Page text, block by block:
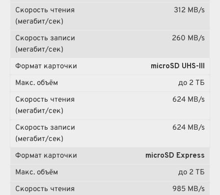
312 MB/s
260 MB/s
microSD UHS-III
до 2 ТБ
624 MB/s
624 MB/s
microSD Express
до 2 ТБ
985 MB/s